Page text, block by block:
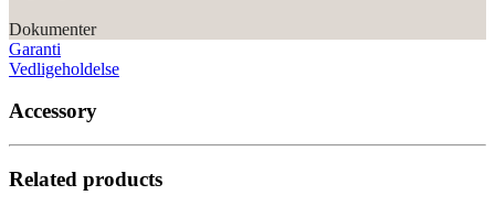
Dokumenter
Garanti
Vedligeholdelse
Accessory
Related products